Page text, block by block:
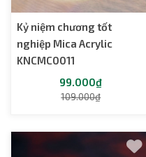
Kỷ niệm chương tốt
nghiệp Mica Acrylic
KNCMC0011
99.000₫
109.000₫